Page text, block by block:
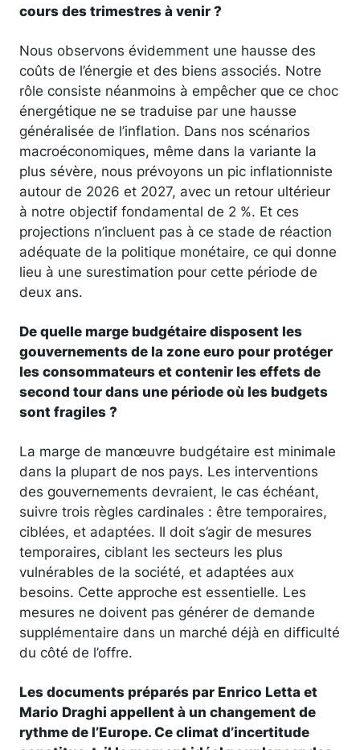
cours des trimestres à venir ?
Nous observons évidemment une hausse des
coûts de l’énergie et des biens associés. Notre
rôle consiste néanmoins à empêcher que ce choc
énergétique ne se traduise par une hausse
généralisée de l’inflation. Dans nos scénarios
macroéconomiques, même dans la variante la
plus sévère, nous prévoyons un pic inflationniste
autour de 2026 et 2027, avec un retour ultérieur
à notre objectif fondamental de 2 %. Et ces
projections n’incluent pas à ce stade de réaction
adéquate de la politique monétaire, ce qui donne
lieu à une surestimation pour cette période de
deux ans.
De quelle marge budgétaire disposent les
gouvernements de la zone euro pour protéger
les consommateurs et contenir les effets de
second tour dans une période où les budgets
sont fragiles ?
La marge de manœuvre budgétaire est minimale
dans la plupart de nos pays. Les interventions
des gouvernements devraient, le cas échéant,
suivre trois règles cardinales : être temporaires,
ciblées, et adaptées. Il doit s’agir de mesures
temporaires, ciblant les secteurs les plus
vulnérables de la société, et adaptées aux
besoins. Cette approche est essentielle. Les
mesures ne doivent pas générer de demande
supplémentaire dans un marché déjà en difficulté
du côté de l’offre.
Les documents préparés par Enrico Letta et
Mario Draghi appellent à un changement de
rythme de l’Europe. Ce climat d’incertitude